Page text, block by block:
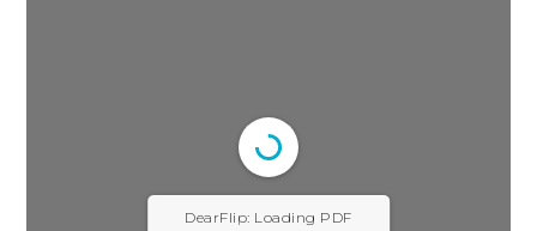
DearFlip: Loading PDF